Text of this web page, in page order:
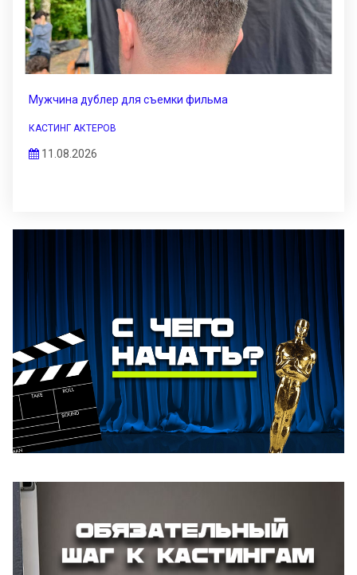
Мужчина дублер для съемки фильма
КАСТИНГ АКТЕРОВ
11.08.2026